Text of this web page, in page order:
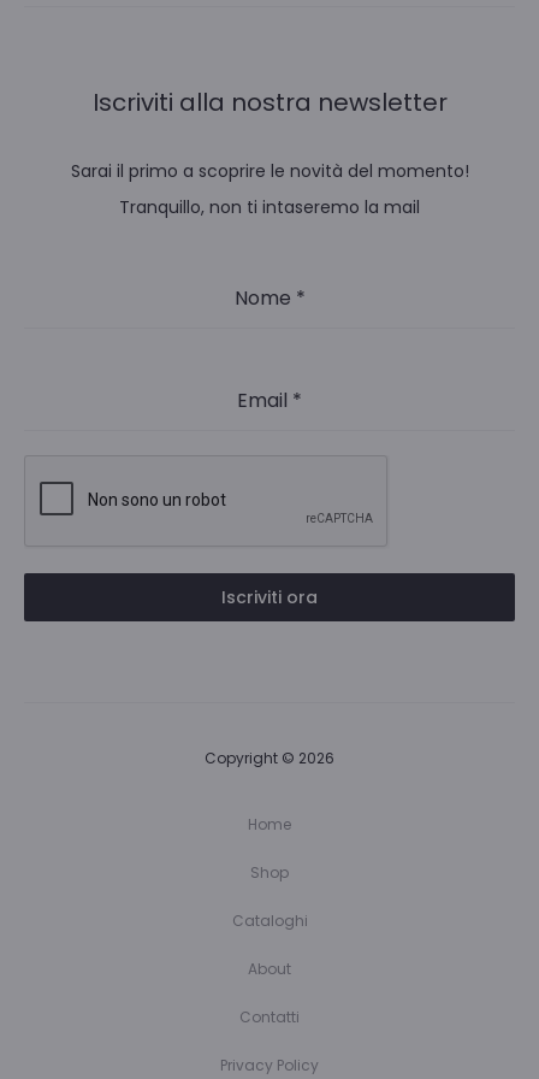
Iscriviti alla nostra newsletter
Sarai il primo a scoprire le novità del momento!
Tranquillo, non ti intaseremo la mail
Nome *
Email *
Iscriviti ora
Copyright © 2026
Home
Shop
Cataloghi
About
Contatti
Privacy Policy